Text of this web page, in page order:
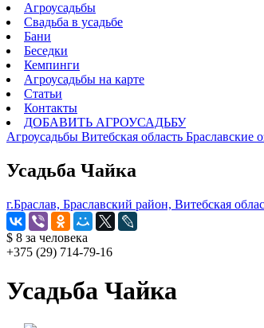
Агроусадьбы
Свадьба в усадьбе
Бани
Беседки
Кемпинги
Агроусадьбы на карте
Статьи
Контакты
ДОБАВИТЬ АГРОУСАДЬБУ
Агроусадьбы Витебская область Браславские
Усадьба Чайка
г.Браслав, Браславский район, Витебская
$ 8 за человека
+375 (29) 714-79-16
Усадьба Чайка